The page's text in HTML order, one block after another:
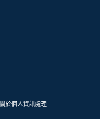
關於個人資訊處理